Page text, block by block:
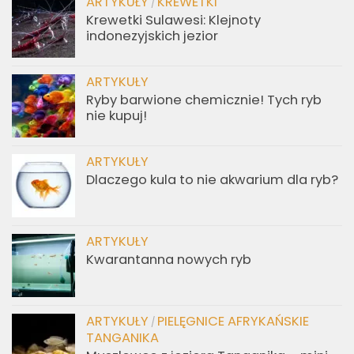
/
Krewetki Sulawesi: Klejnoty
indonezyjskich jezior
ARTYKUŁY
Ryby barwione chemicznie! Tych ryb
nie kupuj!
ARTYKUŁY
Dlaczego kula to nie akwarium dla ryb?
ARTYKUŁY
Kwarantanna nowych ryb
ARTYKUŁY / PIELĘGNICE AFRYKAŃSKIE
TANGANIKA